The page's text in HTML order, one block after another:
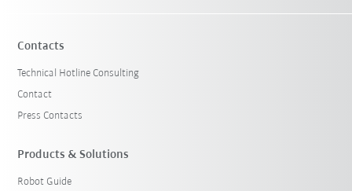
Contacts
Technical Hotline Consulting
Contact
Press Contacts
Products & Solutions
Robot Guide